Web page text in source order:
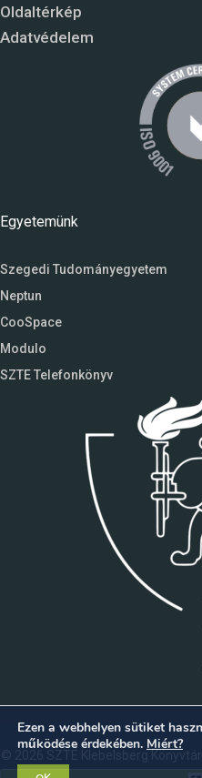
Oldaltérkép
Adatvédelem
Egyetemünk
Szegedi Tudományegyetem
Neptun
CooSpace
Modulo
SZTE Telefonkönyv
Ezen a webhelyen sütiket
működése érdekében. Miért?